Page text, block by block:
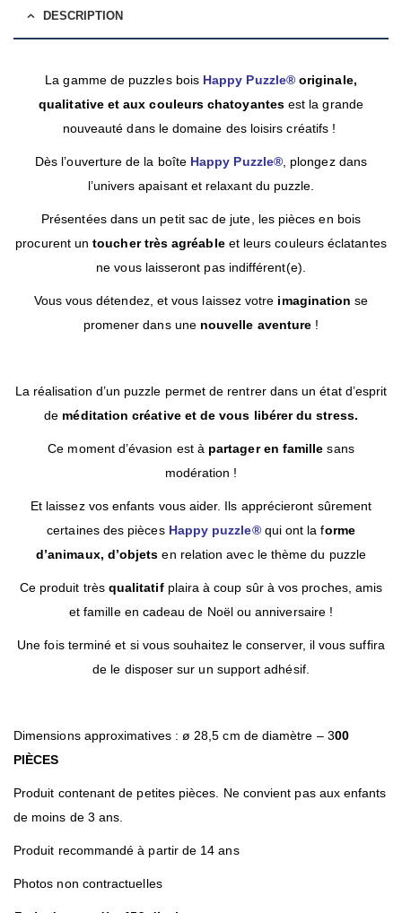
DESCRIPTION
La gamme de puzzles bois Happy Puzzle®originale,
qualitative et aux couleurs chatoyantesest la grande
nouveauté dans le domaine des loisirs créatifs !
Dès l’ouverture de la boîte Happy Puzzle®, plongez dans
l’univers apaisant et relaxant du puzzle.
Présentées dans un petit sac de jute, les pièces en bois
procurent untoucher très agréableet leurs couleurs éclatantes
ne vous laisseront pas indifférent(e).
Vous vous détendez, et vous laissez votre imagination se
promener dans une nouvelle aventure !
La réalisation d’un puzzle permet de rentrer dans un état d’esprit
de méditation créative et de vous libérer du stress.
Ce moment d’évasion est à partager en famille sans
modération !
Et laissez vos enfants vous aider. Ils apprécieront sûrement
certaines des pièces Happy puzzle® qui ont la forme
d’animaux, d’objets en relation avec le thème du puzzle
Ce produit très qualitatifplaira à coup sûr à vos proches, amis
et famille en cadeau de Noël ou anniversaire !
Une fois terminé et si vous souhaitez le conserver, il vous suffira
de le disposer sur un support adhésif.
Dimensions approximatives : ø 28,5 cm de diamètre – 300
PIÈCES
Produit contenant de petites pièces. Ne convient pas aux enfants
de moins de 3 ans.
Produit recommandé à partir de 14 ans
Photos non contractuelles